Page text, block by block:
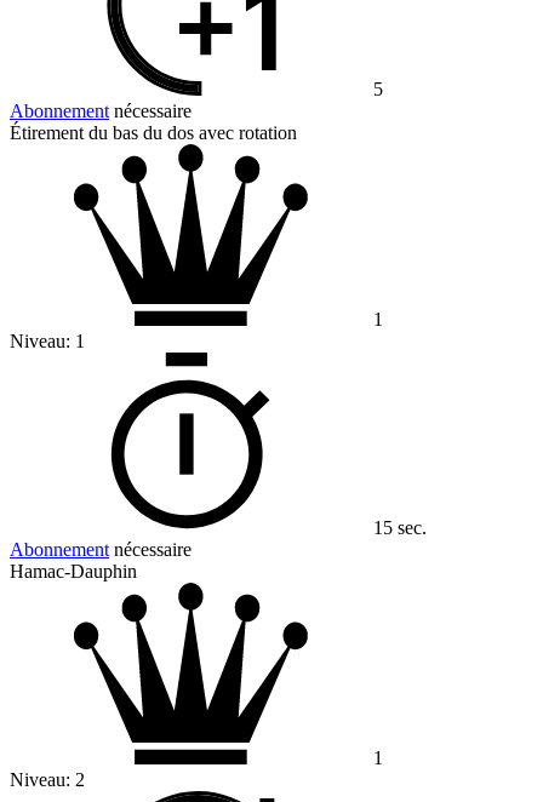
5
Abonnement nécessaire
Étirement du bas du dos avec rotation
1
Niveau: 1
15 sec.
Abonnement nécessaire
Hamac-Dauphin
1
Niveau: 2